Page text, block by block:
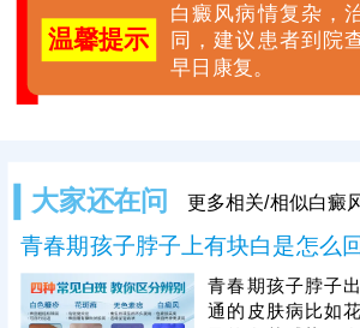
温馨提示
白癜风病情复杂，
同，建议患者到院
早日康复。
大家还在问 更多相关/相似白癜
青春期孩子脖子上有块白是怎么
青春期孩子脖子
通的皮肤病比如